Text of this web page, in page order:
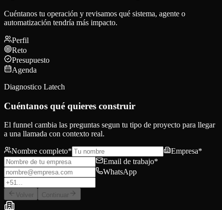
Cuéntanos tu operación y revisamos qué sistema, agente o
automatización tendría más impacto.
Perfil
Reto
Presupuesto
Agenda
Diagnostico Latech
Cuéntanos qué quieres construir
El funnel cambia las preguntas segun tu tipo de proyecto para llegar
a una llamada con contexto real.
Nombre completo* Empresa*
Email de trabajo*
WhatsApp
Volver Continuar